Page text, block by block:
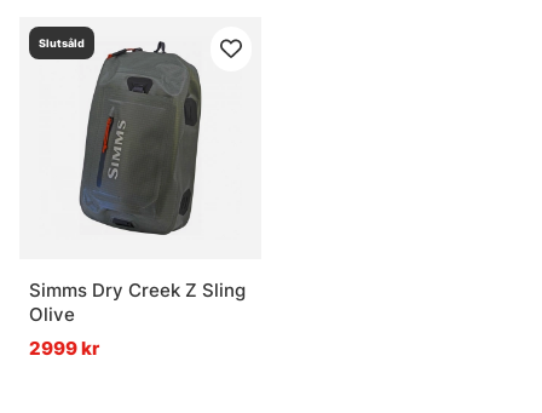
Slutsåld
Simms Dry Creek Z Sling
Olive
2999 kr